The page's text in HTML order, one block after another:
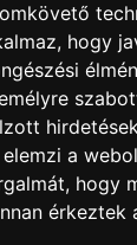
hogy
elemzi a
hogy
érkeztek
IMPRESSZUM
JOGI NYILATKOZAT
KAPCSOLAT